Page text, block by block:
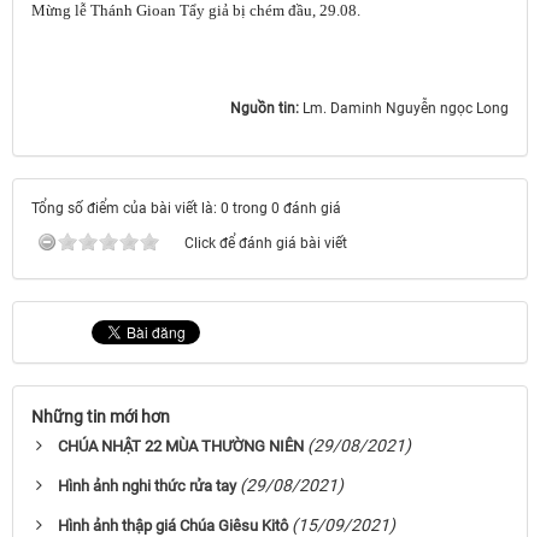
Mừng lễ Thánh Gioan Tẩy giả bị chém đầu, 29.08.
Nguồn tin: Lm. Daminh Nguyễn ngọc Long
Tổng số điểm của bài viết là: 0 trong 0 đánh giá
Click để đánh giá bài viết
Những tin mới hơn
CHÚA NHẬT 22 MÙA THƯỜNG NIÊN (29/08/2021)
Hình ảnh nghi thức rửa tay (29/08/2021)
Hình ảnh thập giá Chúa Giêsu Kitô (15/09/2021)